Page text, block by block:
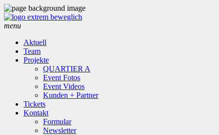
menu
Aktuell
Team
Projekte
QUARTIER A
Event Fotos
Event Videos
Kunden + Partner
Tickets
Kontakt
Formular
Newsletter